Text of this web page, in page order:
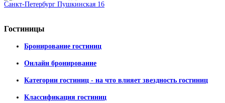
Санкт-Петербург Пушкинская 16
Гостиницы
Бронирование гостиниц
Онлайн бронирование
Категории гостиниц - на что влияет звездность гостиниц
Классификация гостиниц